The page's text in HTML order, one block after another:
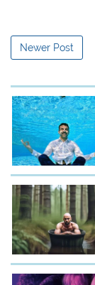
Newer Post